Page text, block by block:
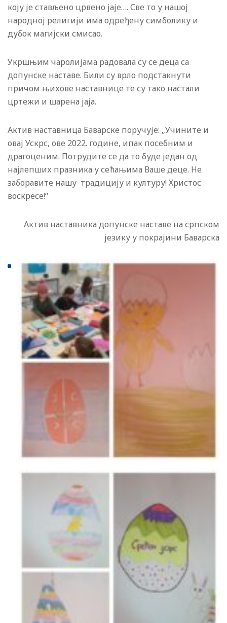
коју је стављено црвено јаје…. Све то у нашој
народној религији има одређену симболику и
дубок магијски смисао.
Укршњим чаролијама радовала су се деца са
допунске наставе. Били су врло подстакнути
причом њихове наставнице те су тако настали
цртежи и шарена јаја.
Актив наставница Баварске поручује: „Учините и
овај Ускрс, ове 2022. године, ипак посебним и
драгоценим. Потрудите се да то буде један од
најлепших празника у сећањима Ваше деце. Не
заборавите нашу традицију и културу! Христос
воскресе!“
Актив наставника допунске наставе на српском
језику у покрајини Баварска